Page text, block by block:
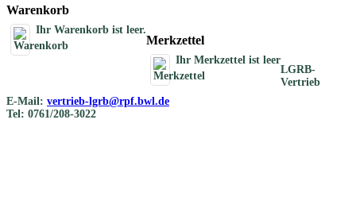
Warenkorb
Ihr Warenkorb ist leer.
Merkzettel
Ihr Merkzettel ist leer
LGRB-
Vertrieb
E-Mail: vertrieb-lgrb@rpf.bwl.de
Tel: 0761/208-3022